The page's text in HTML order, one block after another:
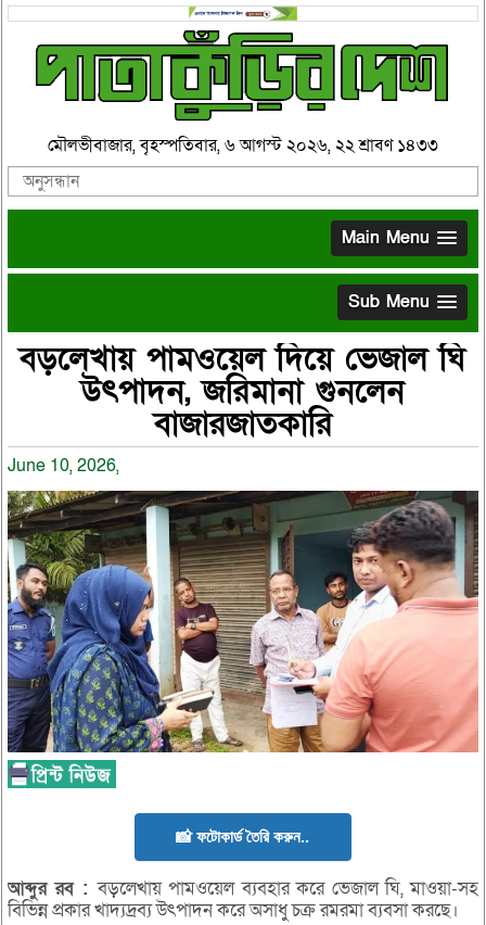
মৌলভীবাজার, বৃহস্পতিবার, ৬ আগস্ট ২০২৬, ২২ শ্রাবণ ১৪৩৩
Main Menu
Sub Menu
বড়লেখায় পামওয়েল দিয়ে ভেজাল ঘি
উৎপাদন, জরিমানা গুনলেন
বাজারজাতকারি
June 10, 2026,
📸 ফটোকার্ড তৈরি করুন..
আব্দুর রব :বড়লেখায় পামওয়েল ব্যবহার করে ভেজাল ঘি, মাওয়া-সহ
বিভিন্ন প্রকার খাদ্যদ্রব্য উৎপাদন করে অসাধু চক্র রমরমা ব্যবসা করছে।